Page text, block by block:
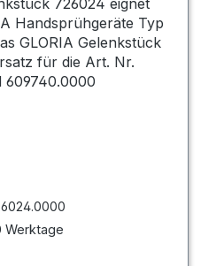
726024 eignet
Handsprühgeräte Typ
GLORIA Gelenkstück
für die Art. Nr.
Werktage